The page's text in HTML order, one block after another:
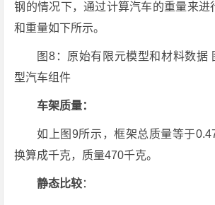
钢的情况下，通过计算汽车的重量来进
和重量如下所示。
图8：原始有限元模型和材料数据
型汽车组件
车架质量：
如上图9所示，框架总质量等于
换算成千克，质量470千克。
静态比较：